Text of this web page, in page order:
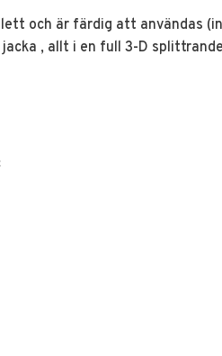
och är färdig att användas
, allt i en full 3-D